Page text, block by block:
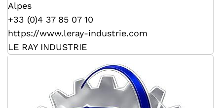
Alpes
+33 (0)4 37 85 07 10
https://www.leray-industrie.com
LE RAY INDUSTRIE